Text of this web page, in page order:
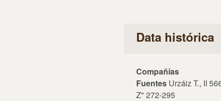
Data histórica
Compañías
Fuentes Urzáiz T., II
Z" 272-295